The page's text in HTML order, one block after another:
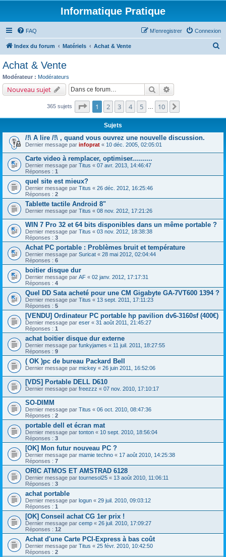
Informatique Pratique
FAQ Connexion
M’enregistrer
Index du forum Matériels Achat & Vente
c
r
Achat & Vente
Modérateur : Modérateurs
Nouveau sujet Rechercher
365 sujets Page sur10
1 2 3 4 5 10
Sujets
/!\ A lire /!\ , quand vous ouvrez une nouvelle discussion.
Dernier message par infoprat « 10 déc. 2005, 02:05:01
Carte video à remplacer, optimiser..........
Dernier message par Titus « 07 avr. 2013, 14:46:47
Réponses : 1
quel site est mieux?
Dernier message par Titus « 26 déc. 2012, 16:25:46
Réponses : 2
Tablette tactile Android 8"
Dernier message par Titus « 08 nov. 2012, 17:21:26
WIN 7 Pro 32 et 64 bits disponibles dans un même portable ?
Dernier message par Titus « 03 nov. 2012, 18:38:38
Réponses : 3
Achat PC portable : Problèmes bruit et température
Dernier message par Suricat « 28 mai 2012, 02:04:44
Réponses : 6
boitier disque dur
Dernier message par AF « 02 janv. 2012, 17:17:31
Réponses : 4
Quel DD Sata acheté pour une CM Gigabyte GA-7VT600 1394 ?
Dernier message par Titus « 13 sept. 2011, 17:11:23
Réponses : 5
[VENDU] Ordinateur PC portable hp pavilion dv6-3160sf (400€)
Dernier message par eser « 31 août 2011, 21:45:27
Réponses : 1
achat boitier disque dur externe
Dernier message par funkyjames « 11 juil. 2011, 18:27:55
Réponses : 9
( OK )pc de bureau Packard Bell
Dernier message par mickey « 26 juin 2011, 16:52:06
[VDS] Portable DELL D610
Dernier message par freezzz « 07 nov. 2010, 17:10:17
SO-DIMM
Dernier message par Titus « 06 oct. 2010, 08:47:36
Réponses : 2
portable dell et écran mat
Dernier message par tonton « 10 sept. 2010, 18:56:04
Réponses : 3
[OK] Mon futur nouveau PC ?
Dernier message par mamie techno « 17 août 2010, 14:25:38
Réponses : 7
ORIC ATMOS ET AMSTRAD 6128
Dernier message par tournesol25 « 13 août 2010, 11:06:11
Réponses : 3
achat portable
Dernier message par logun « 29 juil. 2010, 09:03:12
Réponses : 1
[OK] Conseil achat CG 1er prix !
Dernier message par cemp « 26 juil. 2010, 17:09:27
Réponses : 12
Achat d'une Carte PCI-Express à bas coût
Dernier message par Titus « 25 févr. 2010, 10:42:50
Réponses : 2